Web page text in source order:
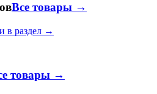
Все товары →
в раздел →
товары →